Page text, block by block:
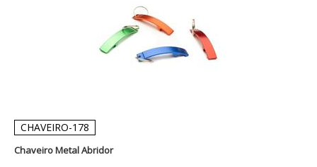
CHAVEIRO-178
Chaveiro Metal Abridor